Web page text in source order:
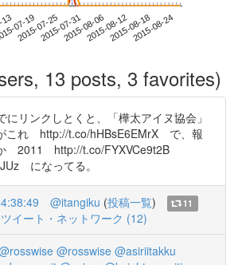
07-19
2015-07-252015-07-312015-08-062015-08-122015-08-182015-08-24
13 posts, 3 favorites)
にリンクしとくと、「樺太アイヌ協会」
これ http://t.co/hHBsE6EMrX で、報
2011 http://t.co/FYXVCe9t2B
になってる。
@itangiku (投稿一覧)
11
ツイート・ネットワーク (12)
@rosswise @asiriitakku